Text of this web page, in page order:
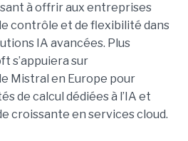
à offrir aux entreprises
contrôle et de flexibilité dans
IA avancées. Plus
s’appuiera sur
Mistral en Europe pour
de calcul dédiées à l’IA et
croissante en services cloud.